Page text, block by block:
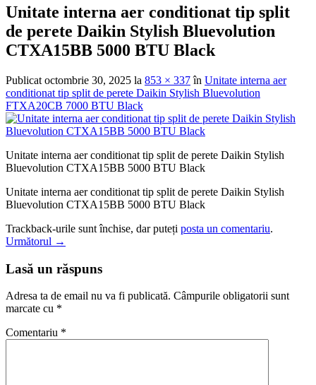
Unitate interna aer conditionat tip split
de perete Daikin Stylish Bluevolution
CTXA15BB 5000 BTU Black
Publicat octombrie 30, 2025 la 853 × 337în Unitate interna aer
conditionat tip split de perete Daikin Stylish Bluevolution
FTXA20CB 7000 BTU Black
Unitate interna aer conditionat tip split de perete Daikin Stylish
Bluevolution CTXA15BB 5000 BTU Black
Unitate interna aer conditionat tip split de perete Daikin Stylish
Bluevolution CTXA15BB 5000 BTU Black
Trackback-urile sunt închise, dar puteți posta un comentariu.
Următorul →
Lasă un răspuns
Adresa ta de email nu va fi publicată. Câmpurile obligatorii sunt
marcate cu *
Comentariu *